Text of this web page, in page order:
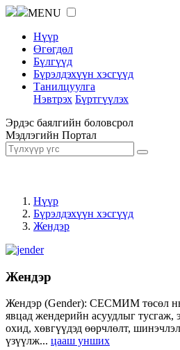
MENU
Нүүр
Өгөгдөл
Бүлгүүд
Бүрэлдэхүүн хэсгүүд
Танилцуулга
Нэвтрэх Бүртгүүлэх
Эрдэс баялгийн боловсрол
Мэдлэгийн Портал
Нүүр
Бүрэлдэхүүн хэсгүүд
Жендэр
Жендэр
Жендэр (Gender): СЕСМИМ төсөл
явцад жендерийн асуудлыг тусгаж,
охид, хөвгүүдэд өөрчлөлт,
үзүүлж... цааш унших